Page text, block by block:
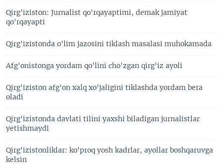
Qirg'iziston: Jurnalist qo'rqayaptimi, demak jamiyat
qo'rqayapti
Qirg'izistonda o'lim jazosini tiklash masalasi muhokamada
Afg'onistonga yordam qo'lini cho'zgan qirg'iz ayoli
Qirg'iziston afg'on xalq xo'jaligini tiklashda yordam bera
oladi
Qirg'izistonda davlati tilini yaxshi biladigan jurnalistlar
yetishmaydi
Qirg'izistonliklar: ko'proq yosh kadrlar, ayollar boshqaruvga
kelsin